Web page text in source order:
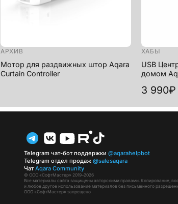
АРХИВ
Мотор для раздвижных штор Aqara
Curtain Controller
ХАБЫ
USB
домом
3 990₽
Telegram чат-бот поддержки @aqarahelpbot
Telegram отдел продаж@salesaqara
ЧатAqara Community
© ООО «СофтМастер» 2019–2026
Все материалы сайта защищены авторскими правами. Копирование,
и любое другое использование материалов без письменного
ООО «СофтМастер» запрещено